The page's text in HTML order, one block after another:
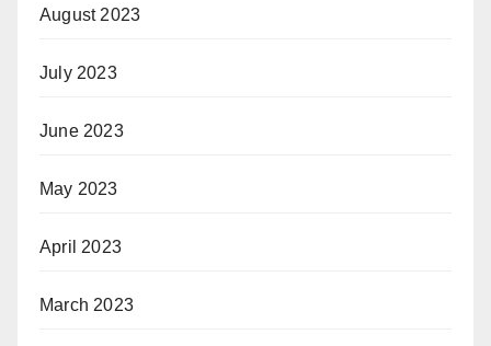
August 2023
July 2023
June 2023
May 2023
April 2023
March 2023